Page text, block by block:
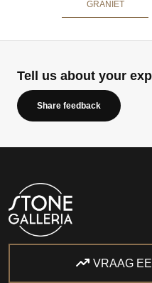
GRANIET
Tell us about your
Share feedback
VRAAG